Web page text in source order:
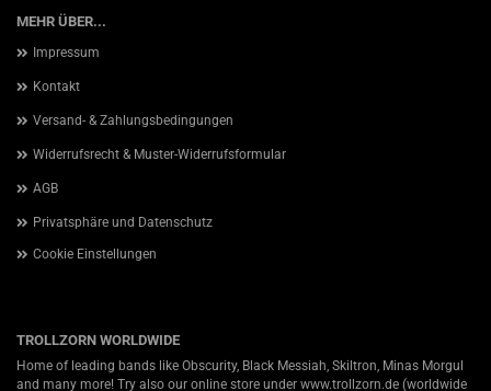
MEHR ÜBER...
Impressum
Kontakt
Versand- & Zahlungsbedingungen
Widerrufsrecht & Muster-Widerrufsformular
AGB
Privatsphäre und Datenschutz
Cookie Einstellungen
TROLLZORN WORLDWIDE
Home of leading bands like Obscurity, Black Messiah, Skiltron, Minas Morgul
and many more! Try also our online store under www.trollzorn.de (worldwide